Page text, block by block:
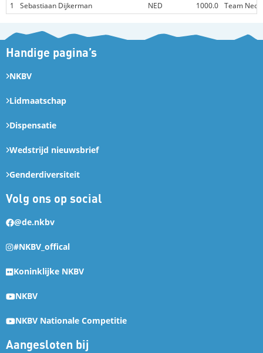
1
Sebastiaan Dijkerman NED 1000.0 Team
Handige pagina’s
NKBV
Lidmaatschap
Dispensatie
Wedstrijd nieuwsbrief
Genderdiversiteit
Volg ons op social
@de.nkbv
#NKBV_offical
Koninklijke NKBV
NKBV
NKBV Nationale Competitie
Aangesloten bij